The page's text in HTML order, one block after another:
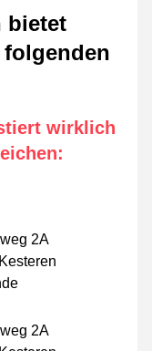
bietet
wirklich
:
2A
2A